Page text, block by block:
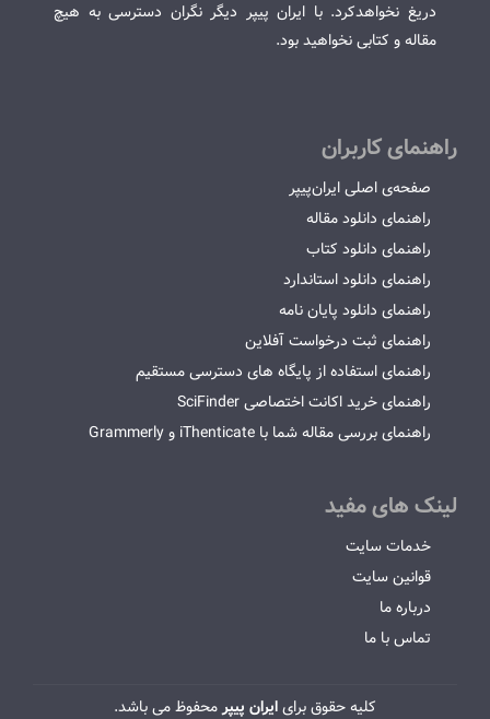
دریغ نخواهدکرد. با ایران پیپر دیگر نگران دسترسی به هیچ
مقاله و کتابی نخواهید بود.
راهنمای کاربران
صفحه‌ی اصلی ایران‌پیپر
راهنمای دانلود مقاله
راهنمای دانلود کتاب
راهنمای دانلود استاندارد
راهنمای دانلود پایان نامه
راهنمای ثبت درخواست آفلاین
راهنمای استفاده از پایگاه های دسترسی مستقیم
راهنمای خرید اکانت اختصاصی SciFinder
راهنمای بررسی مقاله شما با iThenticate و Grammerly
لینک های مفید
خدمات سایت
قوانین سایت
درباره ما
تماس با ما
کلیه حقوق برایایران پیپرمحفوظ می باشد.